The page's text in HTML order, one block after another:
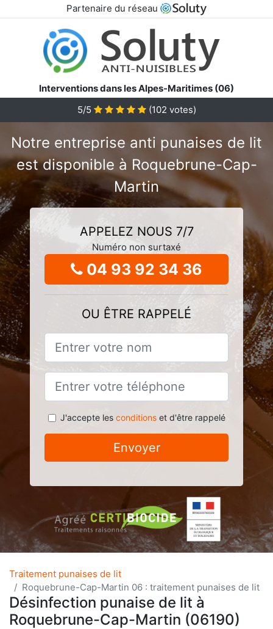
Partenaire du réseau
Interventions dans les Alpes-Maritimes (06)
5/5
(102 votes)
Notre entreprise anti punaises de lit
est disponible à Roquebrune-Cap-
Martin
APPELEZ NOUS 7/7
Numéro non surtaxé
04 93 92 34 36
OU ÊTRE RAPPELÉ
J'accepte les conditionset d'être rappelé
Envoyer
Traitement punaises de lit
Roquebrune-Cap-Martin 06 : traitement punaises de lit
Désinfection punaise de lit à
Roquebrune-Cap-Martin (06190)